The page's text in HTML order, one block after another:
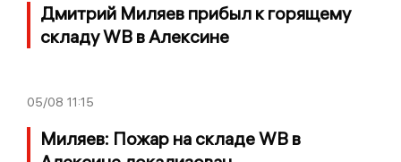
Дмитрий Миляев прибыл к горящему
складу WB в Алексине
05/08 11:15
Миляев: Пожар на складе WB в